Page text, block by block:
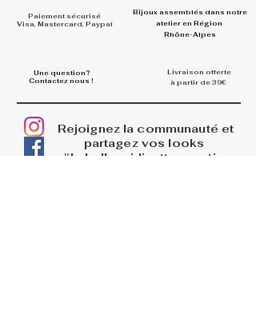
Paiement sécurisé
Visa, Mastercard, Paypal
Bijoux assemblés dans notre
atelier en Région
Rhône-Alpes
Une question?
Contactez nous !
Livraison offerte
à partir de 39€
Rejoignez la communauté et
partagez vos looks
#la.belle.midinette.creation